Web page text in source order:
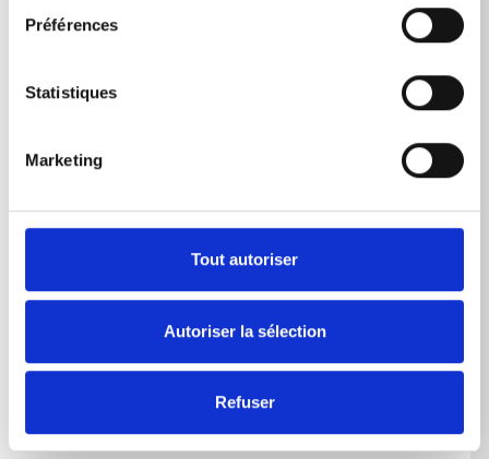
Préférences
Statistiques
Marketing
Tout autoriser
Autoriser la sélection
Refuser
Kränzle Neutre
5l